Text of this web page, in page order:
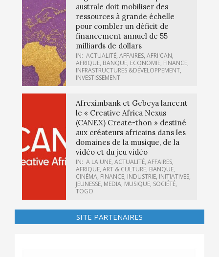
australe doit mobiliser des
ressources à grande échelle
pour combler un déficit de
financement annuel de 55
milliards de dollars
IN: ACTUALITÉ, AFFAIRES, AFRI'CAN,
AFRIQUE, BANQUE, ECONOMIE, FINANCE,
INFRASTRUCTURES &DÉVELOPPEMENT,
INVESTISSEMENT
Afreximbank et Gebeya lancent
le « Creative Africa Nexus
(CANEX) Create-thon » destiné
aux créateurs africains dans les
domaines de la musique, de la
vidéo et du jeu vidéo
IN: A LA UNE, ACTUALITÉ, AFFAIRES,
AFRIQUE, ART & CULTURE, BANQUE,
CINÉMA, FINANCE, INDUSTRIE, INITIATIVES,
JEUNESSE, MEDIA, MUSIQUE, SOCIÉTÉ,
TOGO
SITE PARTENAIRES